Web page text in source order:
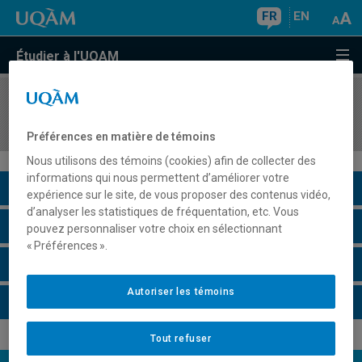
FR EN
Étudier à l'UQAM
COURS//
Description du cours
Horaire - Été 2026
Préférences en matière de témoins
Nous utilisons des témoins (cookies) afin de collecter des
informations qui nous permettent d’améliorer votre
expérience sur le site, de vous proposer des contenus vidéo,
d’analyser les statistiques de fréquentation, etc. Vous
pouvez personnaliser votre choix en sélectionnant
« Préférences ».
Tout refuser
Autoriser les témoins